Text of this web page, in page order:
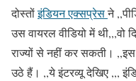
दोस्तोंइंडियन एक्सप्रेसने
उस वायरल वीडियो में थी,,,वो
राज्यों से नहीं कर सकती।
उठे हैं। ,,ये इंटरव्यू देखिए ,,,